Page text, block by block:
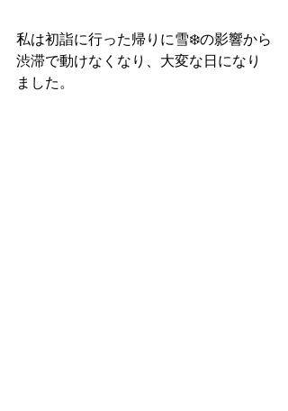
私は初詣に行った帰りに雪❄️の影響から
渋滞で動けなくなり、大変な日になり
ました。